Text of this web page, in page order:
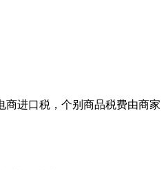
商进口税，个别商品税费由商家